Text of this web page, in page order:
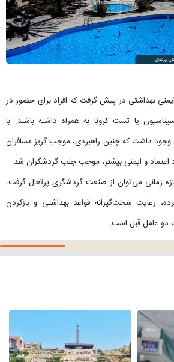
بهداشتی در پیش گرفت که افراد برای حضور در
یا تست کرونا به همراه داشته باشند. با
داشت که چنین راهبردی، موجب گریز مسافران
اعتماد و ایمنی بیشتر، موجب جلب گردشگران شد.
زمانی می‌توان از صنعت گردشگری پرتغال گرفت،
رعایت سخت‌گیرانه قواعد بهداشتی و بازکردن
دو عامل قبل است.